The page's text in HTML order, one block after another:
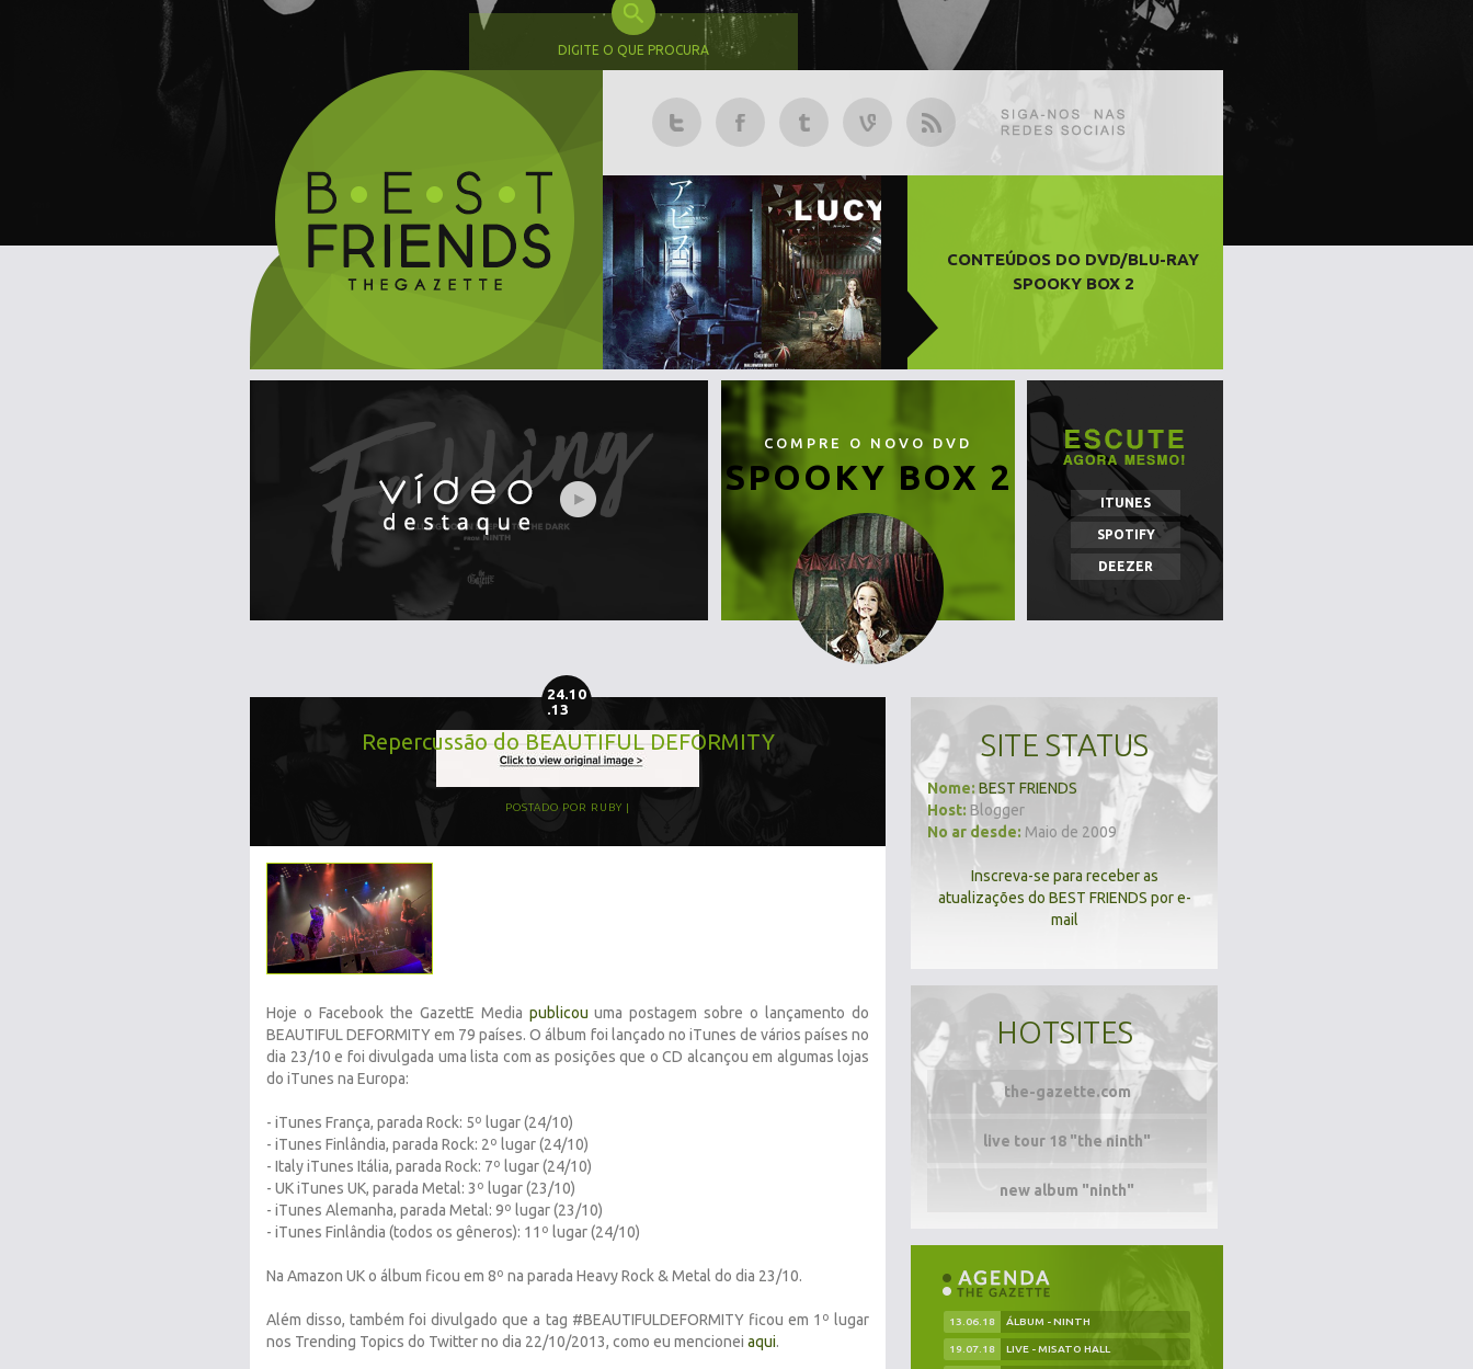
DIGITE O QUE PROCURA
CONTEÚDOS DO DVD/BLU-RAY
SPOOKY BOX 2
COMPRE O NOVO DVD
SPOOKY BOX 2
ITUNES
SPOTIFY
DEEZER
24.10
.13
Repercussão do BEAUTIFUL DEFORMITY
POSTADO POR RUBY
Hoje o Facebook the GazettE Media publicou uma postagem sobre o lançamento do
BEAUTIFUL DEFORMITY em 79 países. O álbum foi lançado no iTunes de vários países no
dia 23/10 e foi divulgada uma lista com as posições que o CD alcançou em algumas lojas
do iTunes na Europa:
- iTunes França, parada Rock: 5º lugar (24/10)
- iTunes Finlândia, parada Rock: 2º lugar(24/10)
- Italy iTunes Itália, parada Rock: 7º lugar(24/10)
- UK iTunes UK, parada Metal: 3º lugar(23/10)
- iTunes Alemanha, parada Metal: 9º lugar(23/10)
- iTunes Finlândia (todos os gêneros): 11º lugar (24/10)
Na Amazon UK o álbum ficou em 8º na parada Heavy Rock & Metal do dia 23/10.
Além disso, também foi divulgado que a tag #BEAUTIFULDEFORMITY ficou em 1º lugar
nos Trending Topics do Twitter no dia 22/10/2013, como eu mencionei aqui.
SITE STATUS
Nome: BEST FRIENDS
Host: Blogger
No ar desde: Maio de 2009
Inscreva-se para receber as
atualizações do BEST FRIENDS por e-
mail
HOTSITES
the-gazette.com
live tour 18 "the ninth"
new album "ninth"
13.06.18 ÁLBUM - NINTH
19.07.18 LIVE - MISATO HALL